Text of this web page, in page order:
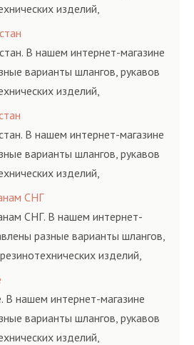
изделий,
техническим условиям
В нашем интернет-магазине
варианты шлангов, рукавов
изделий,
техническим условиям
В нашем интернет-магазине
варианты шлангов, рукавов
изделий,
техническим условиям
СНГ
СНГ. В нашем интернет-
разные варианты шлангов,
изделий,
техническим условиям
В нашем интернет-магазине
варианты шлангов, рукавов
изделий,